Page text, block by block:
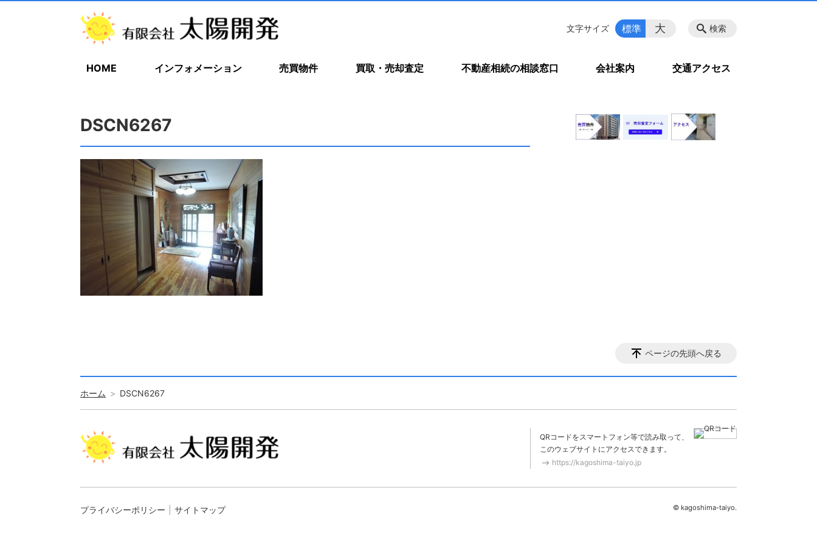
HOME インフォメーション 売買物件 買取・売却査定 不動産相続の相談窓口 会社案内 交通アクセス
検索
文字サイズ 標準 大
DSCN6267
ページの先頭へ戻る
ホーム DSCN6267
QRコードをスマートフォン等で読み取って、
このウェブサイトにアクセスできます。
https://kagoshima-taiyo.jp
プライバシーポリシー サイトマップ © kagoshima-taiyo.